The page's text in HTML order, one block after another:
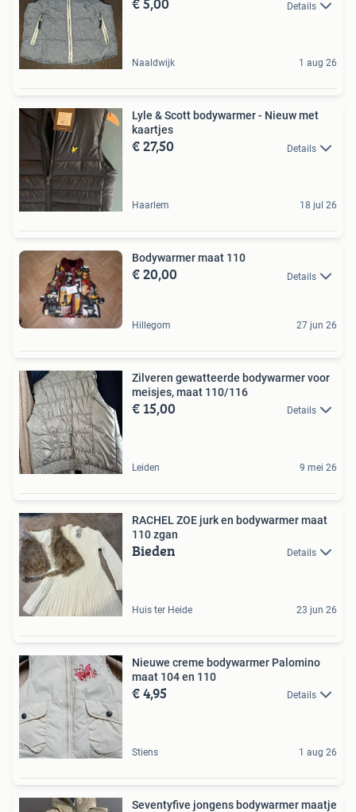
Details
Naaldwijk 1 aug 26
Lyle & Scott bodywarmer - Nieuw met
kaartjes
€ 27,50 Details
Haarlem 18 jul 26
Bodywarmer maat 110
€ 20,00 Details
Hillegom 27 jun 26
Zilveren gewatteerde bodywarmer voor
meisjes, maat 110/116
€ 15,00 Details
Leiden 9 mei 26
RACHEL ZOE jurk en bodywarmer maat
110 zgan
Bieden Details
Huis ter Heide 23 jun 26
Nieuwe creme bodywarmer Palomino
maat 104 en 110
€ 4,95 Details
Stiens 1 aug 26
Seventyfive jongens bodywarmer maatje